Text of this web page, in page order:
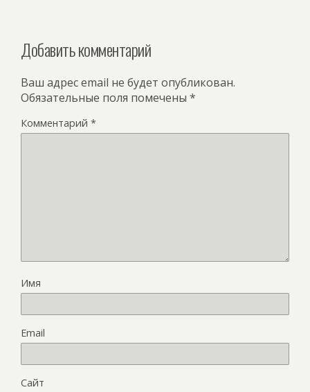
Добавить комментарий
Ваш адрес email не будет опубликован.
Обязательные поля помечены *
Комментарий *
Имя
Email
Сайт